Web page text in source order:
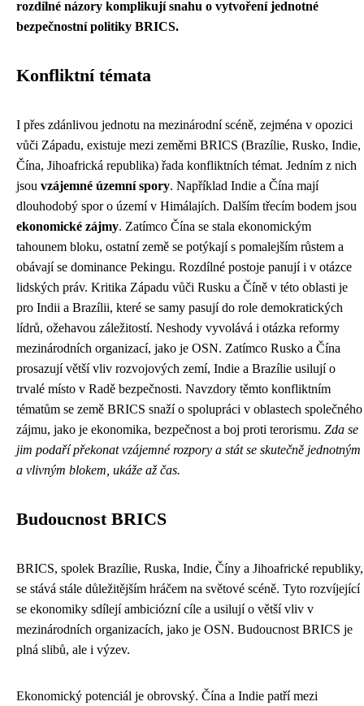
rozdílné názory komplikují snahu o vytvoření jednotné
bezpečnostní politiky BRICS.
Konfliktní témata
I přes zdánlivou jednotu na mezinárodní scéně, zejména v opozici
vůči Západu, existuje mezi zeměmi BRICS (Brazílie, Rusko, Indie,
Čína, Jihoafrická republika) řada konfliktních témat. Jedním z nich
jsou vzájemné územní spory. Například Indie a Čína mají
dlouhodobý spor o území v Himálajích. Dalším třecím bodem jsou
ekonomické zájmy. Zatímco Čína se stala ekonomickým
tahounem bloku, ostatní země se potýkají s pomalejším růstem a
obávají se dominance Pekingu. Rozdílné postoje panují i v otázce
lidských práv. Kritika Západu vůči Rusku a Číně v této oblasti je
pro Indii a Brazílii, které se samy pasují do role demokratických
lídrů, ožehavou záležitostí. Neshody vyvolává i otázka reformy
mezinárodních organizací, jako je OSN. Zatímco Rusko a Čína
prosazují větší vliv rozvojových zemí, Indie a Brazílie usilují o
trvalé místo v Radě bezpečnosti. Navzdory těmto konfliktním
tématům se země BRICS snaží o spolupráci v oblastech společného
zájmu, jako je ekonomika, bezpečnost a boj proti terorismu. Zda se
jim podaří překonat vzájemné rozpory a stát se skutečně jednotným
a vlivným blokem, ukáže až čas.
Budoucnost BRICS
BRICS, spolek Brazílie, Ruska, Indie, Číny a Jihoafrické republiky,
se stává stále důležitějším hráčem na světové scéně. Tyto rozvíjející
se ekonomiky sdílejí ambiciózní cíle a usilují o větší vliv v
mezinárodních organizacích, jako je OSN. Budoucnost BRICS je
plná slibů, ale i výzev.
Ekonomický potenciál je obrovský. Čína a Indie patří mezi